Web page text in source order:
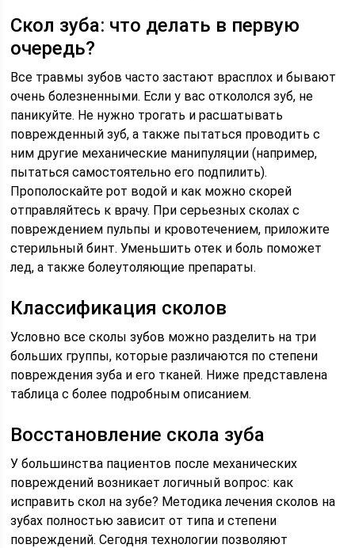
Скол зуба: что делать в первую
очередь?
Все травмы зубов часто застают врасплох и бывают
очень болезненными. Если у вас откололся зуб, не
паникуйте. Не нужно трогать и расшатывать
поврежденный зуб, а также пытаться проводить с
ним другие механические манипуляции (например,
пытаться самостоятельно его подпилить).
Прополоскайте рот водой и как можно скорей
отправляйтесь к врачу. При серьезных сколах с
повреждением пульпы и кровотечением, приложите
стерильный бинт. Уменьшить отек и боль поможет
лед, а также болеутоляющие препараты.
Классификация сколов
Условно все сколы зубов можно разделить на три
больших группы, которые различаются по степени
повреждения зуба и его тканей. Ниже представлена
таблица с более подробным описанием.
Восстановление скола зуба
У большинства пациентов после механических
повреждений возникает логичный вопрос: как
исправить скол на зубе? Методика лечения сколов на
зубах полностью зависит от типа и степени
повреждений. Сегодня технологии позволяют